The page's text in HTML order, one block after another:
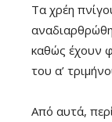
Τα χρέη
καθώς έχουν
του α’
Από αυτά,